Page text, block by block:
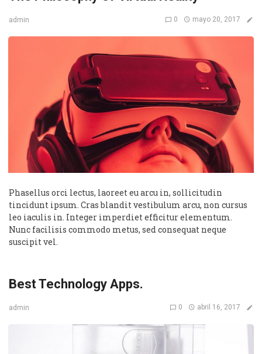
admin 0 mayo 20, 2017
Phasellus orci lectus, laoreet eu arcu in, sollicitudin
tincidunt ipsum. Cras blandit vestibulum arcu, non cursus
leo iaculis in. Integer imperdiet efficitur elementum.
Nunc facilisis commodo metus, sed consequat neque
suscipit vel.
Best Technology Apps.
admin 0 abril 16, 2017